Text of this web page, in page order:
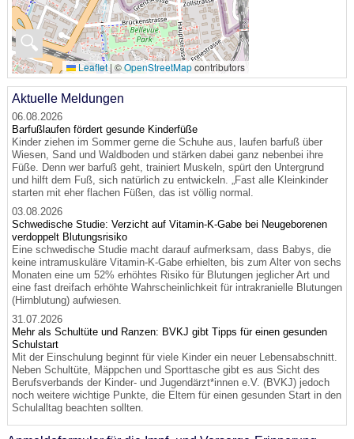
🔍
Leaflet | ©OpenStreetMapcontributors
Aktuelle Meldungen
06.08.2026
Barfußlaufen fördert gesunde Kinderfüße
Kinder ziehen im Sommer gerne die Schuhe aus, laufen barfuß über
Wiesen, Sand und Waldboden und stärken dabei ganz nebenbei ihre
Füße. Denn wer barfuß geht, trainiert Muskeln, spürt den Untergrund
und hilft dem Fuß, sich natürlich zu entwickeln. „Fast alle Kleinkinder
starten mit eher flachen Füßen, das ist völlig normal.
03.08.2026
Schwedische Studie: Verzicht auf Vitamin-K-Gabe bei Neugeborenen
verdoppelt Blutungsrisiko
Eine schwedische Studie macht darauf aufmerksam, dass Babys, die
keine intramuskuläre Vitamin-K-Gabe erhielten, bis zum Alter von sechs
Monaten eine um 52% erhöhtes Risiko für Blutungen jeglicher Art und
eine fast dreifach erhöhte Wahrscheinlichkeit für intrakranielle Blutungen
(Hirnblutung) aufwiesen.
31.07.2026
Mehr als Schultüte und Ranzen: BVKJ gibt Tipps für einen gesunden
Schulstart
Mit der Einschulung beginnt für viele Kinder ein neuer Lebensabschnitt.
Neben Schultüte, Mäppchen und Sporttasche gibt es aus Sicht des
Berufsverbands der Kinder- und Jugendärzt*innen e.V. (BVKJ) jedoch
noch weitere wichtige Punkte, die Eltern für einen gesunden Start in den
Schulalltag beachten sollten.